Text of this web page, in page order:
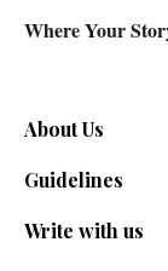
Where Your
About Us
Guidelines
Write with us